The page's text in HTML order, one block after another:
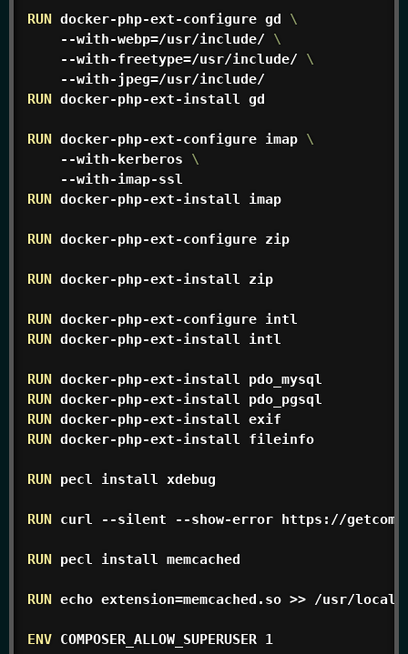
RUN docker-php-ext-configure gd \
    --with-webp=/usr/include/
\
    --with-freetype=/usr/include/
\
    --with-jpeg=/usr/include/
RUN docker-php-ext-install gd
RUN docker-php-ext-configure imap \
    --with-kerberos
\
    --with-imap-ssl
RUN docker-php-ext-install imap
RUN docker-php-ext-configure zip
RUN docker-php-ext-install zip
RUN docker-php-ext-configure intl
RUN docker-php-ext-install intl
RUN docker-php-ext-install pdo_mysql
RUN docker-php-ext-install pdo_pgsql
RUN docker-php-ext-install exif
RUN docker-php-ext-install fileinfo
RUN pecl install xdebug
RUN curl --silent --show-error https://
RUN pecl install memcached
RUN echo extension=memcached.so >> /usr/
ENV COMPOSER_ALLOW_SUPERUSER 1